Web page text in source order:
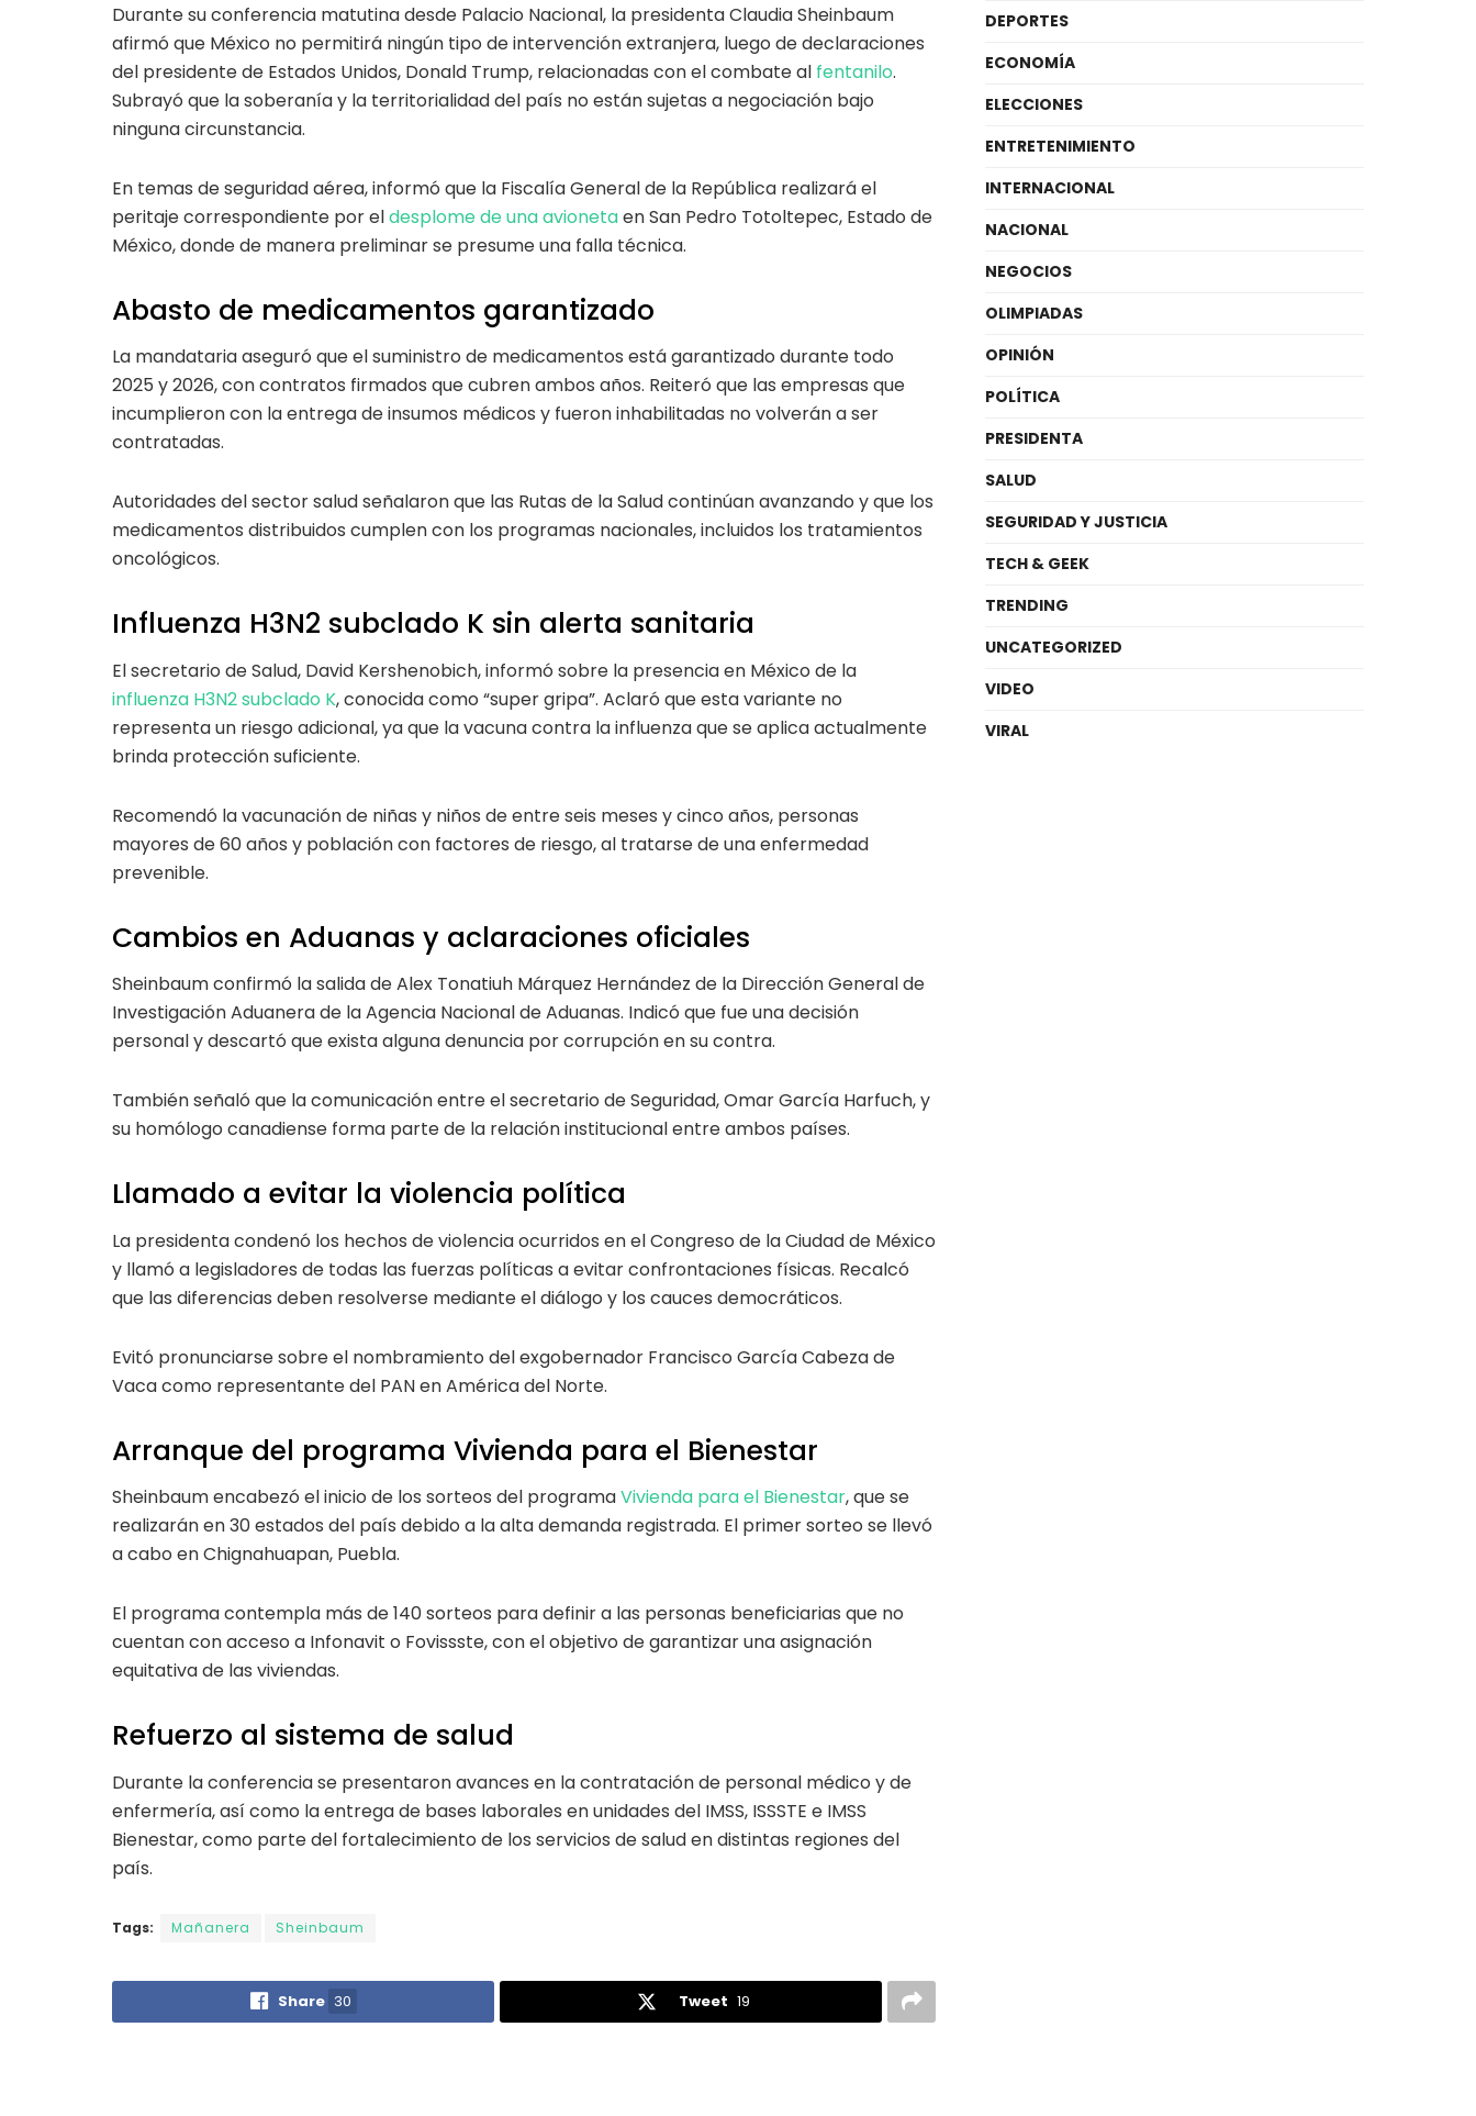
Durante su conferencia matutina desde Palacio Nacional, la presidenta Claudia Sheinbaum
afirmó que México no permitirá ningún tipo de intervención extranjera, luego de declaraciones
del presidente de Estados Unidos, Donald Trump, relacionadas con el combate al fentanilo.
Subrayó que la soberanía y la territorialidad del país no están sujetas a negociación bajo
ninguna circunstancia.
En temas de seguridad aérea, informó que la Fiscalía General de la República realizará el
peritaje correspondiente por eldesplome de una avionetaen San Pedro Totoltepec, Estado de
México, donde de manera preliminar se presume una falla técnica.
Abasto de medicamentos garantizado
La mandataria aseguró que el suministro de medicamentos está garantizado durante todo
2025 y 2026, con contratos firmados que cubren ambos años. Reiteró que las empresas que
incumplieron con la entrega de insumos médicos y fueron inhabilitadas no volverán a ser
contratadas.
Autoridades del sector salud señalaron que las Rutas de la Salud continúan avanzando y que los
medicamentos distribuidos cumplen con los programas nacionales, incluidos los tratamientos
oncológicos.
Influenza H3N2 subclado K sin alerta sanitaria
El secretario de Salud, David Kershenobich, informó sobre la presencia en México de la
influenza H3N2 subclado K, conocida como “super gripa”. Aclaró que esta variante no
representa un riesgo adicional, ya que la vacuna contra la influenza que se aplica actualmente
brinda protección suficiente.
Recomendó la vacunación de niñas y niños de entre seis meses y cinco años, personas
mayores de 60 años y población con factores de riesgo, al tratarse de una enfermedad
prevenible.
Cambios en Aduanas y aclaraciones oficiales
Sheinbaum confirmó la salida de Alex Tonatiuh Márquez Hernández de la Dirección General de
Investigación Aduanera de la Agencia Nacional de Aduanas. Indicó que fue una decisión
personal y descartó que exista alguna denuncia por corrupción en su contra.
También señaló que la comunicación entre el secretario de Seguridad, Omar García Harfuch, y
su homólogo canadiense forma parte de la relación institucional entre ambos países.
Llamado a evitar la violencia política
La presidenta condenó los hechos de violencia ocurridos en el Congreso de la Ciudad de México
y llamó a legisladores de todas las fuerzas políticas a evitar confrontaciones físicas. Recalcó
que las diferencias deben resolverse mediante el diálogo y los cauces democráticos.
Evitó pronunciarse sobre el nombramiento del exgobernador Francisco García Cabeza de
Vaca como representante del PAN en América del Norte.
Arranque del programa Vivienda para el Bienestar
Sheinbaum encabezó el inicio de los sorteos del programaVivienda para el Bienestar, que se
realizarán en 30 estados del país debido a la alta demanda registrada. El primer sorteo se llevó
a cabo en Chignahuapan, Puebla.
El programa contempla más de 140 sorteos para definir a las personas beneficiarias que no
cuentan con acceso a Infonavit o Fovissste, con el objetivo de garantizar una asignación
equitativa de las viviendas.
Refuerzo al sistema de salud
Durante la conferencia se presentaron avances en la contratación de personal médico y de
enfermería, así como la entrega de bases laborales en unidades del IMSS, ISSSTE e IMSS
Bienestar, como parte del fortalecimiento de los servicios de salud en distintas regiones del
país.
Tags: Mañanera Sheinbaum
Share 30 Tweet 19
DEPORTES
ECONOMÍA
ELECCIONES
ENTRETENIMIENTO
INTERNACIONAL
NACIONAL
NEGOCIOS
OLIMPIADAS
OPINIÓN
POLÍTICA
PRESIDENTA
SALUD
SEGURIDAD Y JUSTICIA
TECH & GEEK
TRENDING
UNCATEGORIZED
VIDEO
VIRAL